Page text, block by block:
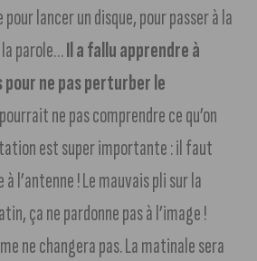
lancer un disque, pour passer à la
parole…Il a fallu apprendre à
ne pas perturber le
ne pas comprendre ce qu’on
est super importante : il faut
l’antenne ! Le mauvais pli sur la
ça ne pardonne pas à l’image !
ne changera pas. La matinale sera